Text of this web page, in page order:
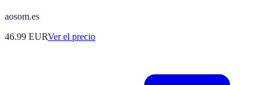
aosom.es
46.99 EURVer el precio